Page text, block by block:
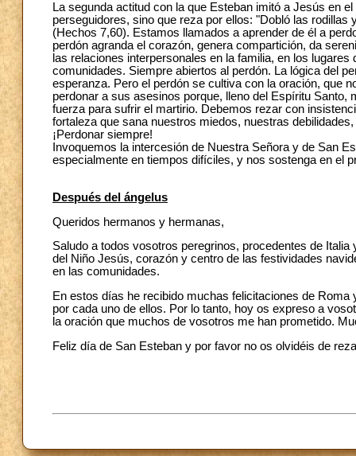
La segunda actitud con la que Esteban imitó a Jesús en
perseguidores, sino que reza por ellos: "Dobló las
(Hechos 7,60). Estamos llamados a aprender de él a
perdón agranda el corazón, genera compartición, da
las relaciones interpersonales en la familia, en los
comunidades. Siempre abiertos al perdón. La lógica del
esperanza. Pero el perdón se cultiva con la oración, que
perdonar a sus asesinos porque, lleno del Espíritu
fuerza para sufrir el martirio. Debemos rezar con
fortaleza que sana nuestros miedos, nuestras
¡Perdonar siempre!
Invoquemos la intercesión de Nuestra Señora y de San
especialmente en tiempos difíciles, y nos sostenga en el
Después del ángelus
Queridos hermanos y hermanas,
Saludo a todos vosotros peregrinos, procedentes de
del Niño Jesús, corazón y centro de las festividades
en las comunidades.
En estos días he recibido muchas felicitaciones de
por cada uno de ellos. Por lo tanto, hoy os expreso a
la oración que muchos de vosotros me han prometido.
Feliz día de San Esteban y por favor no os olvidéis de